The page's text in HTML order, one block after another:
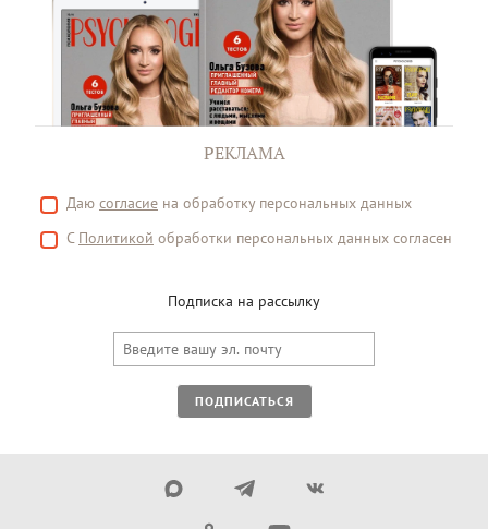
РЕКЛАМА
Даю согласие на обработку персональных данных
С Политикой обработки персональных данных согласен
Подписка на рассылку
ПОДПИСАТЬСЯ